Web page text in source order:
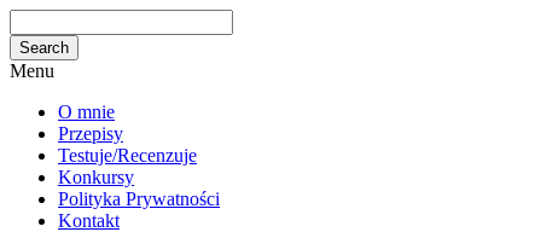
Menu
O mnie
Przepisy
Testuje/Recenzuje
Konkursy
Polityka Prywatności
Kontakt